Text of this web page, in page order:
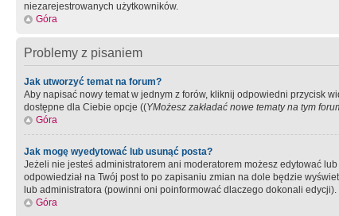
niezarejestrowanych użytkowników.
Góra
Problemy z pisaniem
Jak utworzyć temat na forum?
Aby napisać nowy temat w jednym z forów, kliknij odpowiedni przycisk
dostępne dla Ciebie opcje ((YMożesz zakładać nowe tematy na tym
Góra
Jak mogę wyedytować lub usunąć posta?
Jeżeli nie jesteś administratorem ani moderatorem możesz edytować
odpowiedział na Twój post to po zapisaniu zmian na dole będzie
lub administratora (powinni oni poinformować dlaczego dokonali
Góra